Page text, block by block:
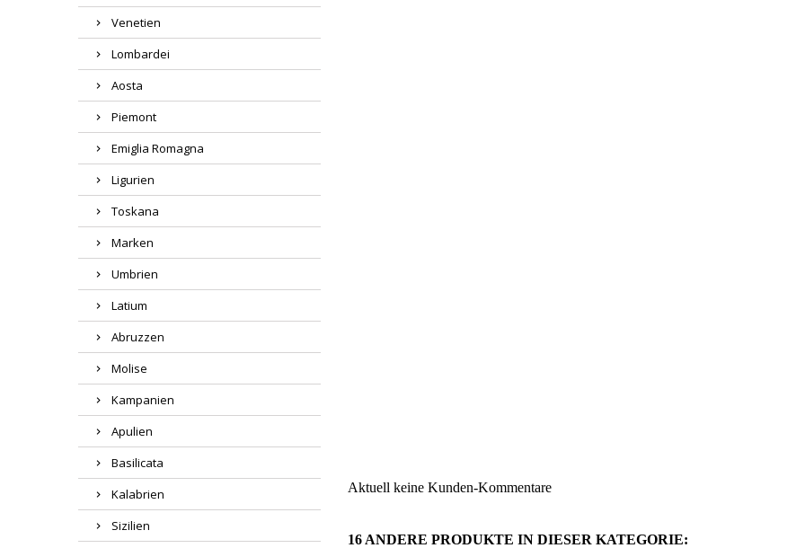
Venetien
Lombardei
Aosta
Piemont
Emiglia Romagna
Ligurien
Toskana
Marken
Umbrien
Latium
Abruzzen
Molise
Kampanien
Apulien
Basilicata
Kalabrien
Sizilien
Aktuell keine Kunden-Kommentare
16 ANDERE PRODUKTE IN DIESER KATEGORIE: